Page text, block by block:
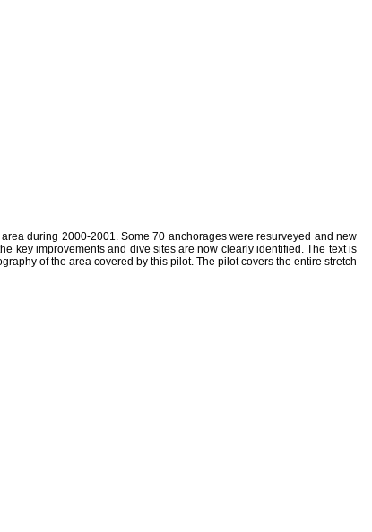
during 2000-2001. Some 70 anchorages were resurveyed and new
key improvements and dive sites are now clearly identified. The text is
of the area covered by this pilot. The pilot covers the entire stretch